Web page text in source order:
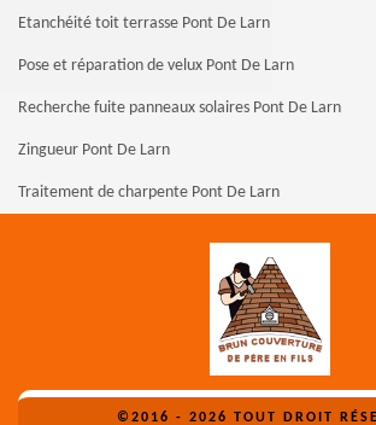
Etanchéité toit terrasse Pont De Larn
Pose et réparation de velux Pont De Larn
Recherche fuite panneaux solaires Pont De Larn
Zingueur Pont De Larn
Traitement de charpente Pont De Larn
©2016 - 2026 TOUT DROIT